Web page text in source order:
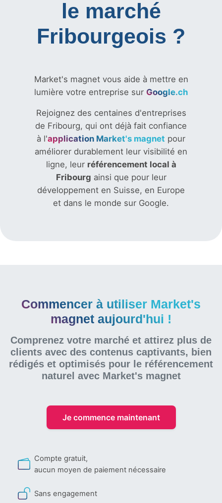
le marché
Fribourgeois ?
Market's magnet vous aide à mettre en
lumière votre entreprise sur Google.ch
Rejoignez des centaines d'entreprises
de Fribourg, qui ont déjà fait confiance
à l'application Market's magnet pour
améliorer durablement leur visibilité en
ligne, leur référencement local à
Fribourg ainsi que pour leur
développement en Suisse, en Europe
et dans le monde sur Google.
Commencer à utiliser Market's
magnet aujourd'hui !
Comprenez votre marché et attirez plus de
clients avec des contenus captivants, bien
rédigés et optimisés pour le référencement
naturel avec Market's magnet
Je commence maintenant
Compte gratuit,
aucun moyen de paiement nécessaire
Sans engagement